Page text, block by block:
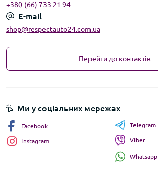
+380 (66) 733 21 94
E-mail
shop@respectauto24.com.ua
Перейти до контактів
Ми у соціальних мережах
Facebook
Instagram
Telegram
Viber
Whatsapp